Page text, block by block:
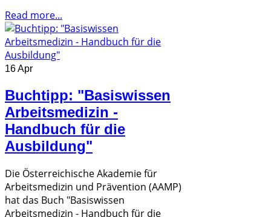
Read more...
16 Apr
Buchtipp: "Basiswissen
Arbeitsmedizin -
Handbuch für die
Ausbildung"
Die Österreichische Akademie für
Arbeitsmedizin und Prävention (AAMP)
hat das Buch "Basiswissen
Arbeitsmedizin - Handbuch für die